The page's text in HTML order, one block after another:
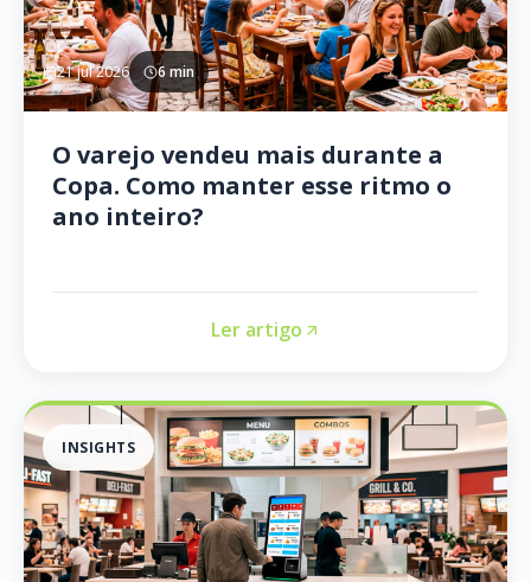
21 jul 2026 6 min
O varejo vendeu mais durante a
Copa. Como manter esse ritmo o
ano inteiro?
Ler artigo
INSIGHTS